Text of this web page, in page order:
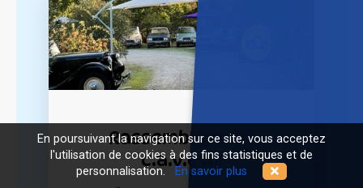
Rassemblement
c.a.v.e 82
En poursuivant la navigation sur ce site, vous acceptez
l'utilisation de cookies à des fins statistiques et de
personnalisation.
En savoir plus